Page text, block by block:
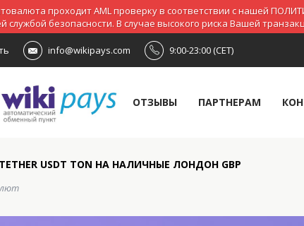
проходит AML проверку в соответствии с нашей
службой безопасности. В случае высокого риска Вашей
info@wikipays.com 9:00-23:00 (CET)
ОТЗЫВЫ ПАРТНЕРАМ
USDT TON НА НАЛИЧНЫЕ ЛОНДОН GBP